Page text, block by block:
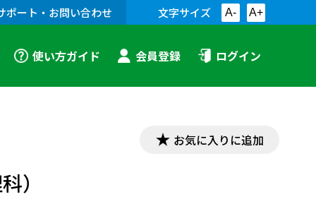
ポート・お問い合わせ 文字サイズ A- A+
使い方ガイド 会員登録 ログイン
お気に入りに追加
）